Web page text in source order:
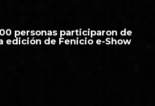
personas participaron de
edición de Fenicio e-Show